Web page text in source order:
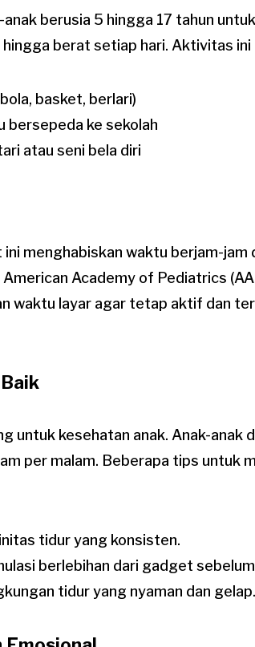
berusia 5 hingga 17 tahun
berat setiap hari. Aktivitas ini
basket, berlari)
bersepeda ke sekolah
atau seni bela diri
menghabiskan waktu berjam-jam
Academy of Pediatrics
waktu layar agar tetap aktif dan
untuk kesehatan anak. Anak-anak
per malam. Beberapa tips untuk
tidur yang konsisten.
berlebihan dari gadget
tidur yang nyaman dan gelap.